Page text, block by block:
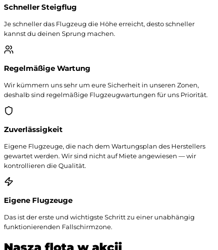
Schneller Steigflug
Je schneller das Flugzeug die Höhe erreicht, desto schneller
kannst du deinen Sprung machen.
Regelmäßige Wartung
Wir kümmern uns sehr um eure Sicherheit in unseren Zonen,
deshalb sind regelmäßige Flugzeugwartungen für uns Priorität.
Zuverlässigkeit
Eigene Flugzeuge, die nach dem Wartungsplan des Herstellers
gewartet werden. Wir sind nicht auf Miete angewiesen — wir
kontrollieren die Qualität.
Eigene Flugzeuge
Das ist der erste und wichtigste Schritt zu einer unabhängig
funktionierenden Fallschirmzone.